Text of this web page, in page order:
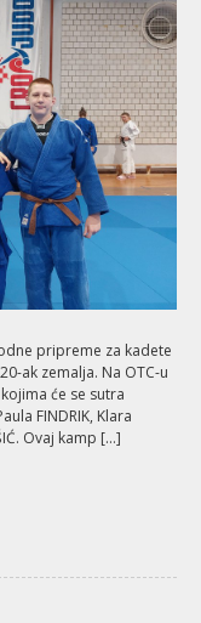
pripreme za kadete
ak zemalja. Na OTC-u
kojima će se sutra
FINDRIK, Klara
Ovaj kamp […]